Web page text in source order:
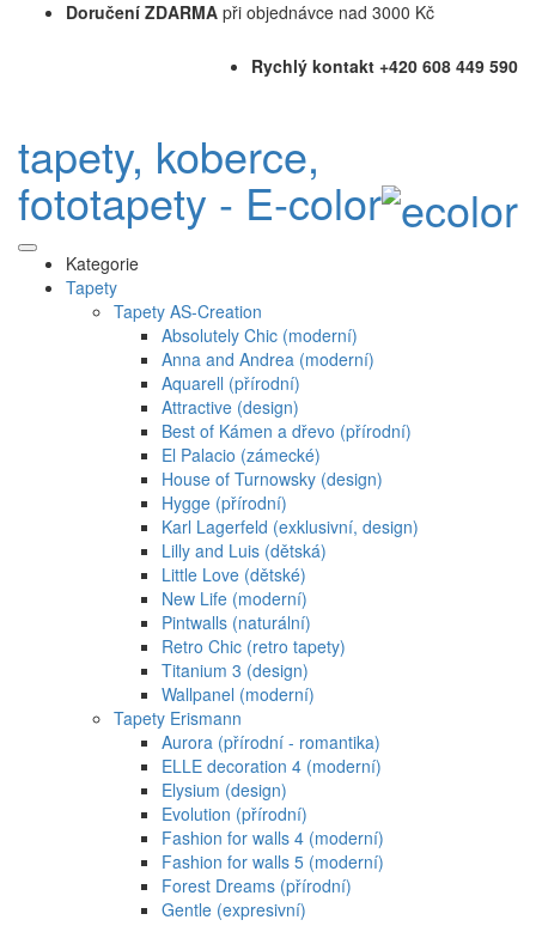
Doručení ZDARMA při objednávce nad 3000 Kč
Rychlý kontakt +420 608 449 590
tapety, koberce,
fototapety - E-color
Kategorie
Tapety
Tapety AS-Creation
Absolutely Chic (moderní)
Anna and Andrea (moderní)
Aquarell (přírodní)
Attractive (design)
Best of Kámen a dřevo (přírodní)
El Palacio (zámecké)
House of Turnowsky (design)
Hygge (přírodní)
Karl Lagerfeld (exklusivní, design)
Lilly and Luis (dětská)
Little Love (dětské)
New Life (moderní)
Pintwalls (naturální)
Retro Chic (retro tapety)
Titanium 3 (design)
Wallpanel (moderní)
Tapety Erismann
Aurora (přírodní - romantika)
ELLE decoration 4 (moderní)
Elysium (design)
Evolution (přírodní)
Fashion for walls 4 (moderní)
Fashion for walls 5 (moderní)
Forest Dreams (přírodní)
Gentle (expresivní)